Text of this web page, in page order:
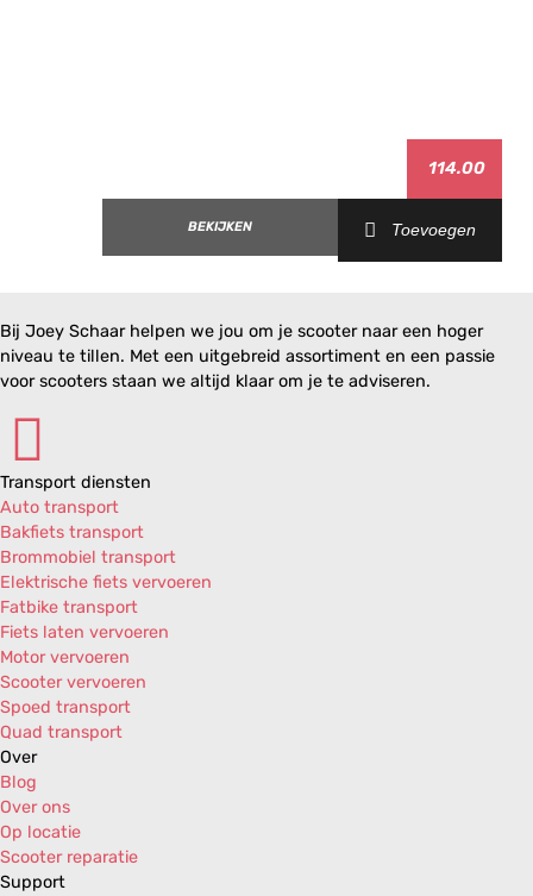
114.00
BEKIJKEN Toevoegen
Bij Joey Schaar helpen we jou om je scooter naar een hoger
niveau te tillen. Met een uitgebreid assortiment en een passie
voor scooters staan we altijd klaar om je te adviseren.
Transport diensten
Auto transport
Bakfiets transport
Brommobiel transport
Elektrische fiets vervoeren
Fatbike transport
Fiets laten vervoeren
Motor vervoeren
Scooter vervoeren
Spoed transport
Quad transport
Over
Blog
Over ons
Op locatie
Scooter reparatie
Support